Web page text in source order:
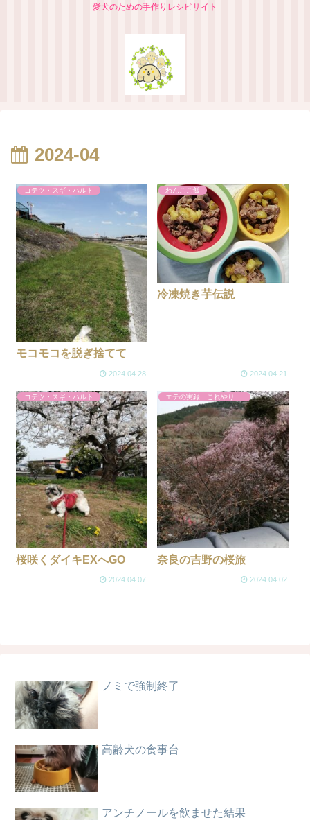
愛犬のための手作りレシピサイト
2024-04
コテツ・スギ・ハルト
モコモコを脱ぎ捨てて
2024.04.28
わんこご飯
冷凍焼き芋伝説
2024.04.21
コテツ・スギ・ハルト
桜咲くダイキEXへGO
2024.04.07
奈良の吉野の桜旅
2024.04.02
ノミで強制終了
高齢犬の食事台
アンチノールを飲ませた結果